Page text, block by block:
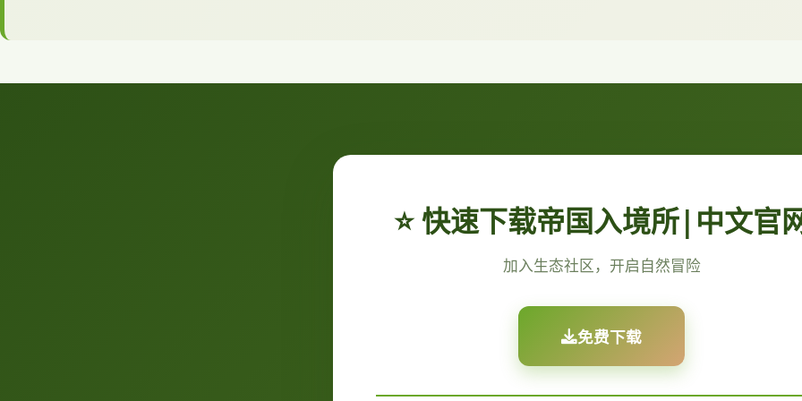
⭐ 快速下载帝国入境所|中文官
加入生态社区，开启自然冒险
免费下载